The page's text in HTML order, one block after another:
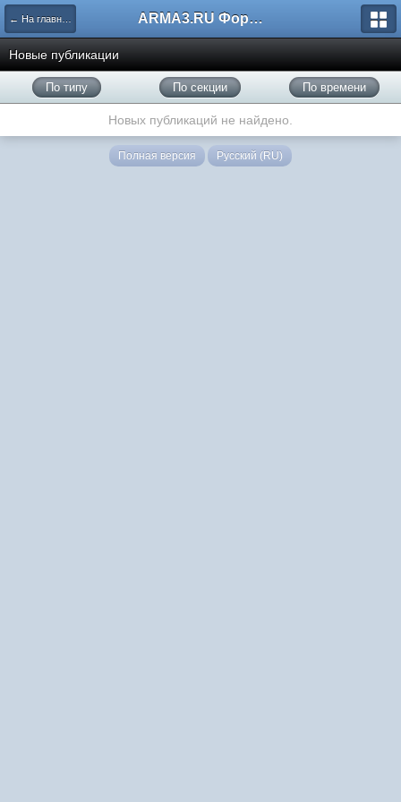
← На главную ARMA3.RU Форум
Новые публикации
По типу По секции По времени
Новых публикаций не найдено.
Полная версия Русский (RU)